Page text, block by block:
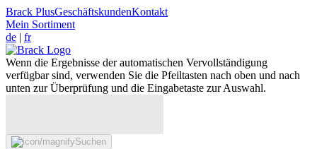
Brack PlusGeschäftskundenKontakt
Mein Sortiment
de | fr
Wenn die Ergebnisse der automatischen Vervollständigung
verfügbar sind, verwenden Sie die Pfeiltasten nach oben und nach
unten zur Überprüfung und die Eingabetaste zur Auswahl.
Suchen